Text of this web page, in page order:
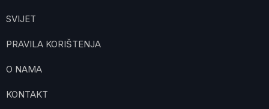
SVIJET
PRAVILA KORIŠTENJA
O NAMA
KONTAKT